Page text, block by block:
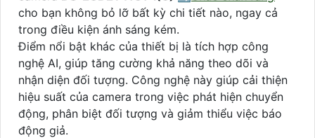
cho bạn không bỏ lỡ bất kỳ chi tiết nào, ngay cả
trong điều kiện ánh sáng kém.
Điểm nổi bật khác của thiết bị là tích hợp công
nghệ AI, giúp tăng cường khả năng theo dõi và
nhận diện đối tượng. Công nghệ này giúp cải thiện
hiệu suất của camera trong việc phát hiện chuyển
động, phân biệt đối tượng và giảm thiểu việc báo
động giả.